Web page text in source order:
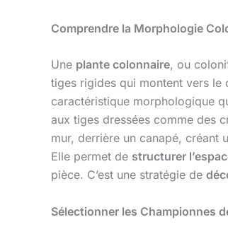
Comprendre la Morphologie
Une plante colonnaire, ou
tiges rigides qui montent vers le
caractéristique morphologique
aux tiges dressées comme des
mur, derrière un canapé, créant
Elle permet de structurer
pièce. C’est une stratégie de
Sélectionner les Championnes